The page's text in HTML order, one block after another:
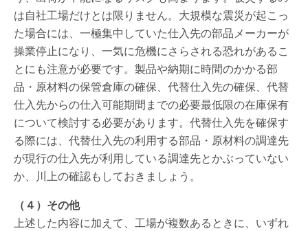
は自社工場だけとは限りません。大規模な震災が起こっ
た場合には、一極集中していた仕入先の部品メーカーが
操業停止になり、一気に危機にさらされる恐れがあるこ
とにも注意が必要です。製品や納期に時間のかかる部
品・原材料の保管倉庫の確保、代替仕入先の確保、代替
仕入先からの仕入可能期間までの必要最低限の在庫保有
について検討する必要があります。代替仕入先を確保す
る際には、代替仕入先の利用する部品・原材料の調達先
が現行の仕入先が利用している調達先とかぶっていない
か、川上の確認もしておきましょう。
（４）その他
上述した内容に加えて、工場が複数あるときに、いずれ